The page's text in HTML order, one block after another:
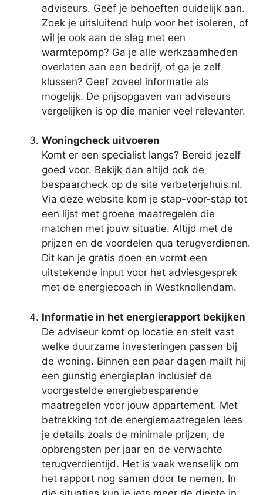
adviseurs. Geef je behoeften duidelijk aan.
Zoek je uitsluitend hulp voor het isoleren, of
wil je ook aan de slag met een
warmtepomp? Ga je alle werkzaamheden
overlaten aan een bedrijf, of ga je zelf
klussen? Geef zoveel informatie als
mogelijk. De prijsopgaven van adviseurs
vergelijken is op die manier veel relevanter.
Woningcheck uitvoeren
Komt er een specialist langs? Bereid jezelf
goed voor. Bekijk dan altijd ook de
bespaarcheck op de site verbeterjehuis.nl.
Via deze website kom je stap-voor-stap tot
een lijst met groene maatregelen die
matchen met jouw situatie. Altijd met de
prijzen en de voordelen qua terugverdienen.
Dit kan je gratis doen en vormt een
uitstekende input voor het adviesgesprek
met de energiecoach in Westknollendam.
Informatie in het energierapport bekijken
De adviseur komt op locatie en stelt vast
welke duurzame investeringen passen bij
de woning. Binnen een paar dagen mailt hij
een gunstig energieplan inclusief de
voorgestelde energiebesparende
maatregelen voor jouw appartement. Met
betrekking tot de energiemaatregelen lees
je details zoals de minimale prijzen, de
opbrengsten per jaar en de verwachte
terugverdientijd. Het is vaak wenselijk om
het rapport nog samen door te nemen. In